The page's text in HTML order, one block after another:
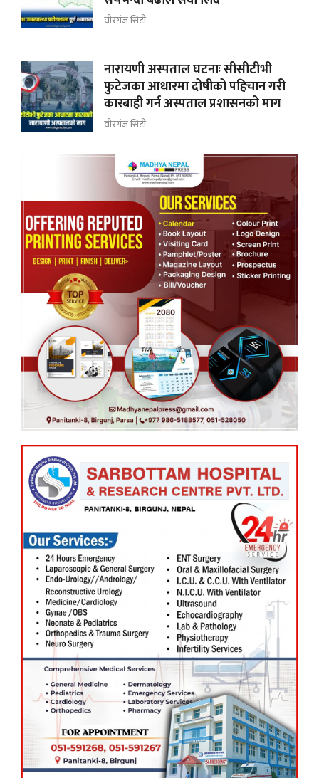
वीरगंज सिटी
नारायणी अस्पताल घटनाः सीसीटीभी
फुटेजका आधारमा दोषीको पहिचान गरी
कारबाही गर्न अस्पताल प्रशासनको माग
वीरगंज सिटी